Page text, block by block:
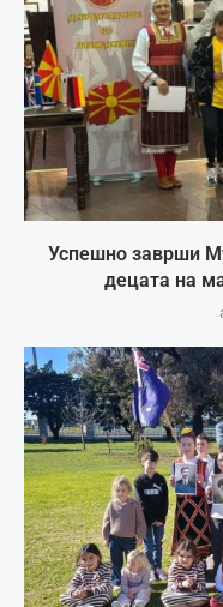
Успешно заврши
децата на